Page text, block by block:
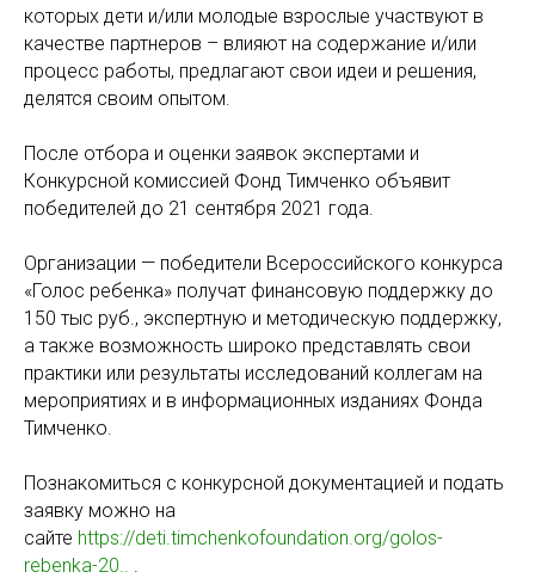
которых дети и/или молодые взрослые участвуют в
качестве партнеров – влияют на содержание и/или
процесс работы, предлагают свои идеи и решения,
делятся своим опытом.
После отбора и оценки заявок экспертами и
Конкурсной комиссией Фонд Тимченко объявит
победителей до 21 сентября 2021 года.
Организации — победители Всероссийского конкурса
«Голос ребенка» получат финансовую поддержку до
150 тыс руб., экспертную и методическую поддержку,
а также возможность широко представлять свои
практики или результаты исследований коллегам на
мероприятиях и в информационных изданиях Фонда
Тимченко.
Познакомиться с конкурсной документацией и подать
заявку можно на
сайте https://deti.timchenkofoundation.org/golos-
rebenka-20.. .